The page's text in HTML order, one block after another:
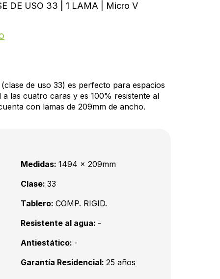
DE USO 33 | 1 LAMA | Micro V
de uso 33) es perfecto para espacios
las cuatro caras y es 100% resistente al
con lamas de 209mm de ancho.
Medidas: 1494 x 209mm
Clase: 33
Tablero: COMP. RIGID.
Resistente al agua: -
Antiestático: -
Garantía Residencial: 25 años